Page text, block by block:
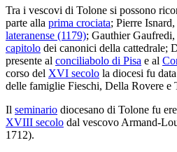
Tra i vescovi di Tolone si possono
parte alla prima crociata; Pierre
lateranense (1179); Gauthier
capitolo dei canonici della cattedrale;
presente al conciliabolo di Pisa e al
corso del XVI secolo la diocesi fu
delle famiglie Fieschi, Della Rovere e
Il seminario diocesano di Tolone fu
XVIII secolo dal vescovo Armand-
1712).